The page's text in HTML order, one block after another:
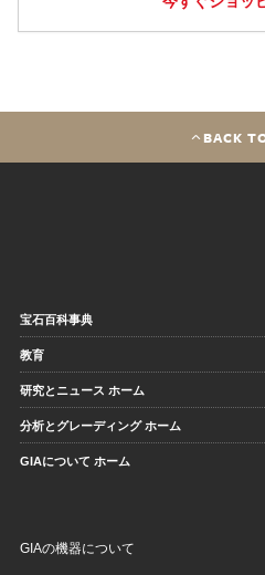
BACK
宝石百科事典
教育
研究とニュース ホーム
分析とグレーディング ホーム
GIAについて ホーム
GIAの機器について